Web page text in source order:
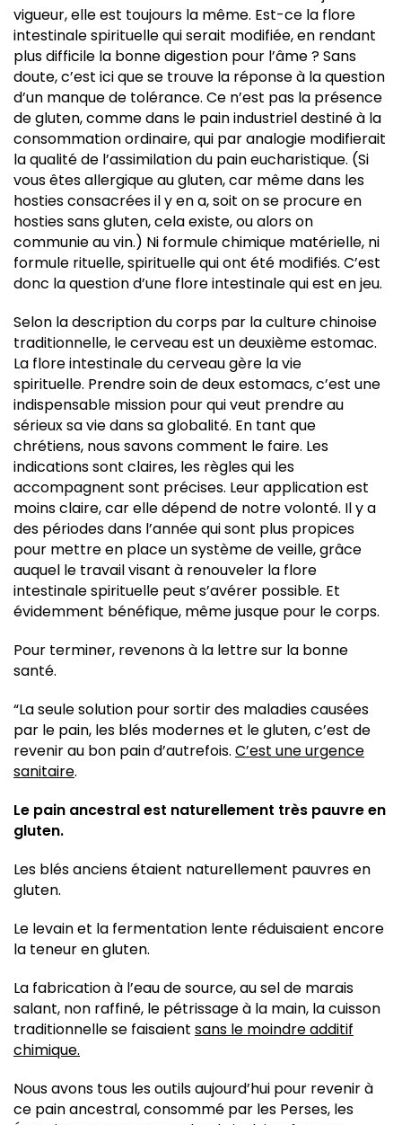
vigueur, elle est toujours la même. Est-ce la flore
intestinale spirituelle qui serait modifiée, en rendant
plus difficile la bonne digestion pour l’âme ? Sans
doute, c’est ici que se trouve la réponse à la question
d’un manque de tolérance. Ce n’est pas la présence
de gluten, comme dans le pain industriel destiné à la
consommation ordinaire, qui par analogie modifierait
la qualité de l’assimilation du pain eucharistique. (Si
vous êtes allergique au gluten, car même dans les
hosties consacrées il y en a, soit on se procure en
hosties sans gluten, cela existe, ou alors on
communie au vin.) Ni formule chimique matérielle, ni
formule rituelle, spirituelle qui ont été modifiés. C’est
donc la question d’une flore intestinale qui est en jeu.
Selon la description du corps par la culture chinoise
traditionnelle, le cerveau est un deuxième estomac.
La flore intestinale du cerveau gère la vie
spirituelle. Prendre soin de deux estomacs, c’est une
indispensable mission pour qui veut prendre au
sérieux sa vie dans sa globalité. En tant que
chrétiens, nous savons comment le faire. Les
indications sont claires, les règles qui les
accompagnent sont précises. Leur application est
moins claire, car elle dépend de notre volonté. Il y a
des périodes dans l’année qui sont plus propices
pour mettre en place un système de veille, grâce
auquel le travail visant à renouveler la flore
intestinale spirituelle peut s’avérer possible. Et
évidemment bénéfique, même jusque pour le corps.
Pour terminer, revenons à la lettre sur la bonne
santé.
“La seule solution pour sortir des maladies causées
par le pain, les blés modernes et le gluten, c’est de
revenir au bon pain d’autrefois. C’est une urgence
sanitaire.
Le pain ancestral est naturellement très pauvre en
gluten.
Les blés anciens étaient naturellement pauvres en
gluten.
Le levain et la fermentation lente réduisaient encore
la teneur en gluten.
La fabrication à l’eau de source, au sel de marais
salant, non raffiné, le pétrissage à la main, la cuisson
traditionnelle se faisaient sans le moindre additif
chimique.
Nous avons tous les outils aujourd’hui pour revenir à
ce pain ancestral, consommé par les Perses, les